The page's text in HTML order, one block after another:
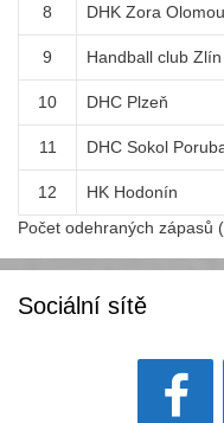
8 DHK Zora
9 Handball club Zlín
10 DHC Plzeň
11 DHC Sokol
12 HK Hodonín
Počet odehraných zápasů
Sociální sítě